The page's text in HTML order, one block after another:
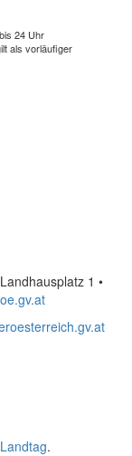
24 Uhr
als vorläufiger
1 •
Landtag.